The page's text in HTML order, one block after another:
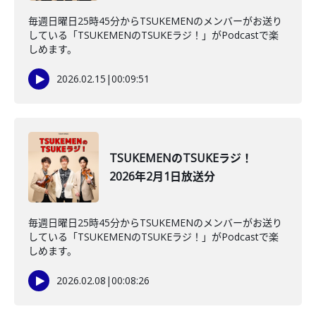
毎週日曜日25時45分からTSUKEMENのメンバーがお送り
している「TSUKEMENのTSUKEラジ！」がPodcastで楽
しめます。
2026.02.15 |00:09:51
TSUKEMENのTSUKEラジ！
2026年2月1日放送分
毎週日曜日25時45分からTSUKEMENのメンバーがお送り
している「TSUKEMENのTSUKEラジ！」がPodcastで楽
しめます。
2026.02.08 |00:08:26